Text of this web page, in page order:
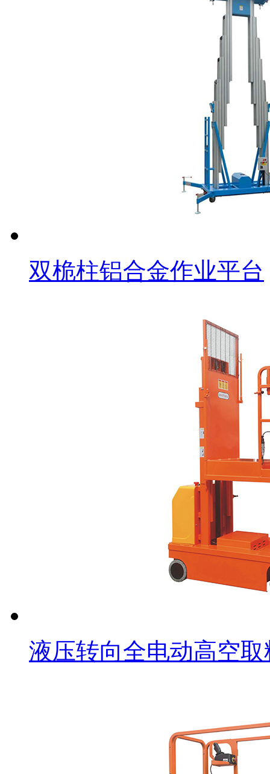
双桅柱铝合金作业平台
液压转向全电动高空取